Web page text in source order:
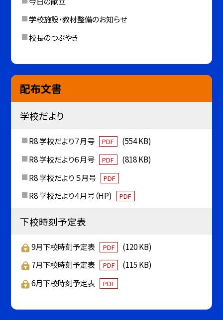
学校施設・教材整備のお知らせ
校長のつぶやき
配布文書
学校だより
R8 学校だより７月号 PDF
(554 KB)
R8 学校だより６月号
PDF
(818 KB)
R8 学校だより ５月号
PDF
R8 学校だより４月号（HP) PDF
下校時刻予定表
9月下校時刻予定表 PDF
(120 KB)
7月下校時刻予定表
PDF
(115 KB)
6月下校時刻予定表
PDF